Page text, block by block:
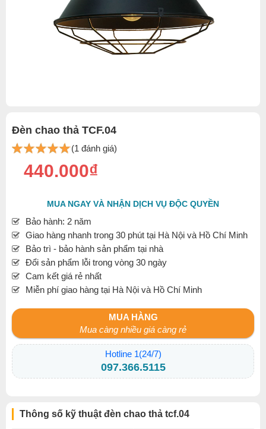
Đèn chao thả TCF.04
(1 đánh giá)
440.000₫
MUA NGAY VÀ NHẬN DỊCH VỤ ĐỘC QUYỀN
Bảo hành: 2 năm
Giao hàng nhanh trong 30 phút tại Hà Nội và Hồ Chí Minh
Bảo trì - bảo hành sản phẩm tại nhà
Đổi sản phẩm lỗi trong vòng 30 ngày
Cam kết giá rẻ nhất
Miễn phí giao hàng tại Hà Nội và Hồ Chí Minh
MUA HÀNG
Mua càng nhiều giá càng rẻ
Hotline 1(24/7)
097.366.5115
Thông số kỹ thuật đèn chao thả tcf.04